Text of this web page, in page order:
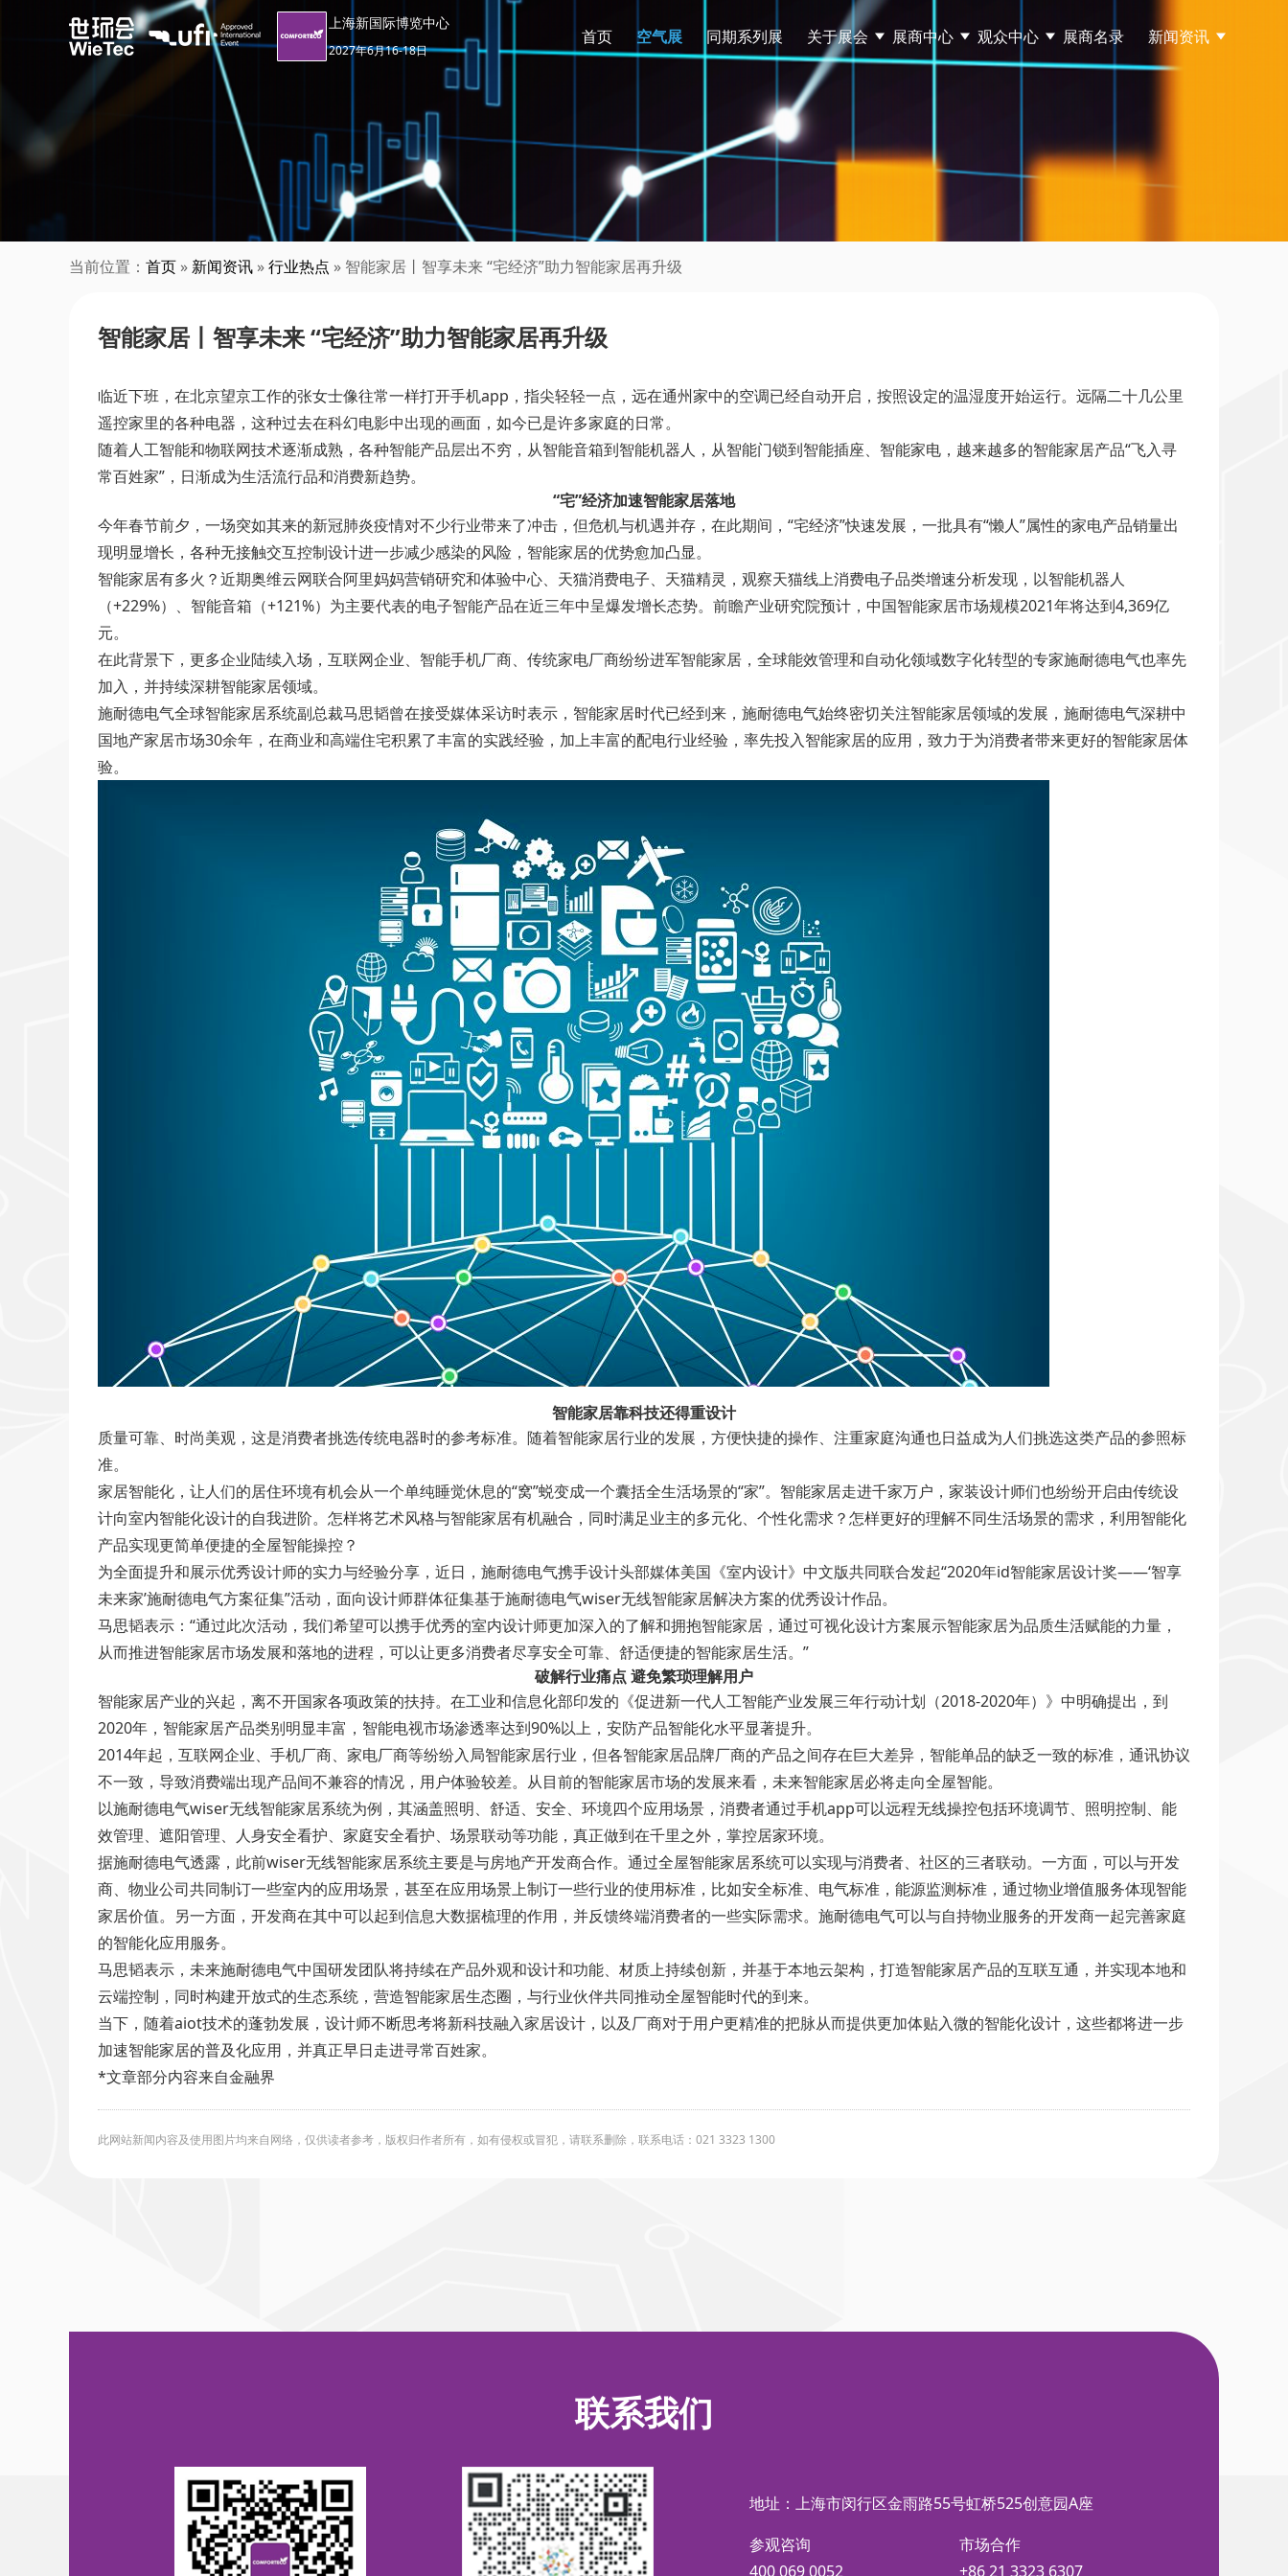
上海新国际博览中心
2027年6月16-18日
首页 空气展 同期系列展 关于展会 展商中心 观众中心 展商名录 新闻资讯
当前位置： 首页 » 新闻资讯 »行业热点 » 智能家居丨智享未来 “宅经济”助力智能家居再升级
智能家居丨智享未来 “宅经济”助力智能家居再升级
临近下班，在北京望京工作的张女士像往常一样打开手机app，指尖轻轻一点，远在通州家中的空调已经自动开启，按照设定的温湿度开始运行。远隔二十几公里
遥控家里的各种电器，这种过去在科幻电影中出现的画面，如今已是许多家庭的日常。
随着人工智能和物联网技术逐渐成熟，各种智能产品层出不穷，从智能音箱到智能机器人，从智能门锁到智能插座、智能家电，越来越多的智能家居产品“飞入寻
常百姓家”，日渐成为生活流行品和消费新趋势。
“宅”经济加速智能家居落地
今年春节前夕，一场突如其来的新冠肺炎疫情对不少行业带来了冲击，但危机与机遇并存，在此期间，“宅经济”快速发展，一批具有“懒人”属性的家电产品销量出
现明显增长，各种无接触交互控制设计进一步减少感染的风险，智能家居的优势愈加凸显。
智能家居有多火？近期奥维云网联合阿里妈妈营销研究和体验中心、天猫消费电子、天猫精灵，观察天猫线上消费电子品类增速分析发现，以智能机器人
（+229%）、智能音箱（+121%）为主要代表的电子智能产品在近三年中呈爆发增长态势。前瞻产业研究院预计，中国智能家居市场规模2021年将达到4,369亿
元。
在此背景下，更多企业陆续入场，互联网企业、智能手机厂商、传统家电厂商纷纷进军智能家居，全球能效管理和自动化领域数字化转型的专家施耐德电气也率先
加入，并持续深耕智能家居领域。
施耐德电气全球智能家居系统副总裁马思韬曾在接受媒体采访时表示，智能家居时代已经到来，施耐德电气始终密切关注智能家居领域的发展，施耐德电气深耕中
国地产家居市场30余年，在商业和高端住宅积累了丰富的实践经验，加上丰富的配电行业经验，率先投入智能家居的应用，致力于为消费者带来更好的智能家居体
验。
智能家居靠科技还得重设计
质量可靠、时尚美观，这是消费者挑选传统电器时的参考标准。随着智能家居行业的发展，方便快捷的操作、注重家庭沟通也日益成为人们挑选这类产品的参照标
准。
家居智能化，让人们的居住环境有机会从一个单纯睡觉休息的“窝”蜕变成一个囊括全生活场景的“家”。智能家居走进千家万户，家装设计师们也纷纷开启由传统设
计向室内智能化设计的自我进阶。怎样将艺术风格与智能家居有机融合，同时满足业主的多元化、个性化需求？怎样更好的理解不同生活场景的需求，利用智能化
产品实现更简单便捷的全屋智能操控？
为全面提升和展示优秀设计师的实力与经验分享，近日，施耐德电气携手设计头部媒体美国《室内设计》中文版共同联合发起“2020年id智能家居设计奖――‘智享
未来家’施耐德电气方案征集”活动，面向设计师群体征集基于施耐德电气wiser无线智能家居解决方案的优秀设计作品。
马思韬表示：“通过此次活动，我们希望可以携手优秀的室内设计师更加深入的了解和拥抱智能家居，通过可视化设计方案展示智能家居为品质生活赋能的力量，
从而推进智能家居市场发展和落地的进程，可以让更多消费者尽享安全可靠、舒适便捷的智能家居生活。”
破解行业痛点 避免繁琐理解用户
智能家居产业的兴起，离不开国家各项政策的扶持。在工业和信息化部印发的《促进新一代人工智能产业发展三年行动计划（2018-2020年）》中明确提出，到
2020年，智能家居产品类别明显丰富，智能电视市场渗透率达到90%以上，安防产品智能化水平显著提升。
2014年起，互联网企业、手机厂商、家电厂商等纷纷入局智能家居行业，但各智能家居品牌厂商的产品之间存在巨大差异，智能单品的缺乏一致的标准，通讯协议
不一致，导致消费端出现产品间不兼容的情况，用户体验较差。从目前的智能家居市场的发展来看，未来智能家居必将走向全屋智能。
以施耐德电气wiser无线智能家居系统为例，其涵盖照明、舒适、安全、环境四个应用场景，消费者通过手机app可以远程无线操控包括环境调节、照明控制、能
效管理、遮阳管理、人身安全看护、家庭安全看护、场景联动等功能，真正做到在千里之外，掌控居家环境。
据施耐德电气透露，此前wiser无线智能家居系统主要是与房地产开发商合作。通过全屋智能家居系统可以实现与消费者、社区的三者联动。一方面，可以与开发
商、物业公司共同制订一些室内的应用场景，甚至在应用场景上制订一些行业的使用标准，比如安全标准、电气标准，能源监测标准，通过物业增值服务体现智能
家居价值。另一方面，开发商在其中可以起到信息大数据梳理的作用，并反馈终端消费者的一些实际需求。施耐德电气可以与自持物业服务的开发商一起完善家庭
的智能化应用服务。
马思韬表示，未来施耐德电气中国研发团队将持续在产品外观和设计和功能、材质上持续创新，并基于本地云架构，打造智能家居产品的互联互通，并实现本地和
云端控制，同时构建开放式的生态系统，营造智能家居生态圈，与行业伙伴共同推动全屋智能时代的到来。
当下，随着aiot技术的蓬勃发展，设计师不断思考将新科技融入家居设计，以及厂商对于用户更精准的把脉从而提供更加体贴入微的智能化设计，这些都将进一步
加速智能家居的普及化应用，并真正早日走进寻常百姓家。
*文章部分内容来自金融界
此网站新闻内容及使用图片均来自网络，仅供读者参考，版权归作者所有，如有侵权或冒犯，请联系删除，联系电话：021 3323 1300
联系我们
地址：上海市闵行区金雨路55号虹桥525创意园A座
参观咨询
400 069 0052
市场合作
+86 21 3323 6307